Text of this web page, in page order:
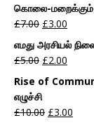
கொலை-
£7.00 £3.00
எமது அரசியல்
£5.00 £2.00
Rise of
எழுச்சி
£10.00 £3.00